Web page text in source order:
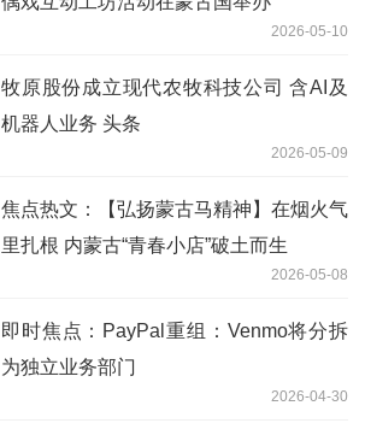
2026-05-10
牧原股份成立现代农牧科技公司 含AI及
机器人业务 头条
2026-05-09
焦点热文：【弘扬蒙古马精神】在烟火气
里扎根 内蒙古“青春小店”破土而生
2026-05-08
即时焦点：PayPal重组：Venmo将分拆
为独立业务部门
2026-04-30